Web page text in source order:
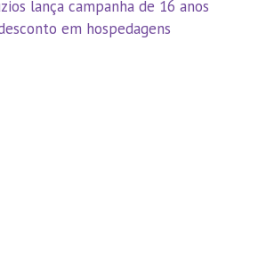
lança campanha de 16 anos
em hospedagens